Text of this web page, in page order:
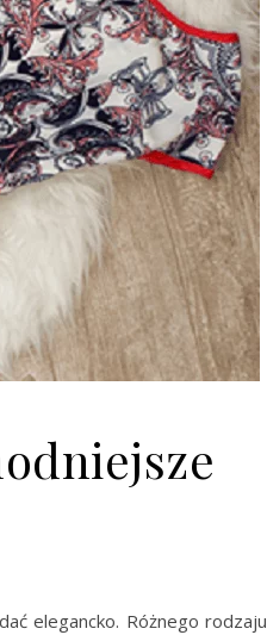
elegancko. Różnego rodzaju